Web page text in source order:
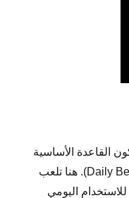
القاعدة الأساسية
لمجموعتك من ساعات عملية وأنيقة تتحمل الاستخدام اليومي (Daily Beaters). هنا تلعب
اليومي